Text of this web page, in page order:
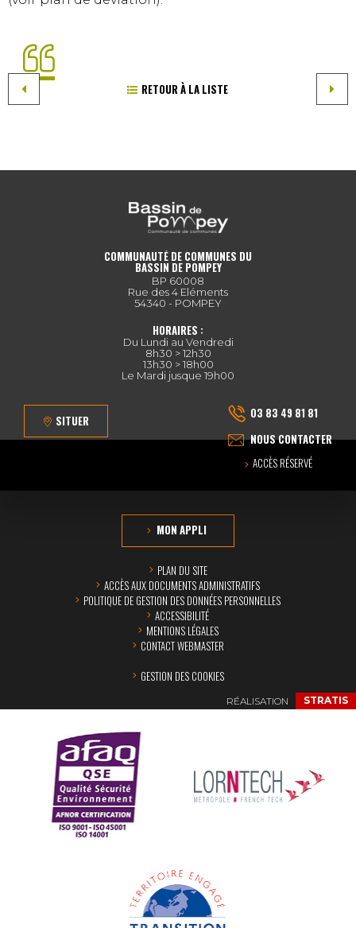
RETOUR À LA LISTE
COMMUNAUTÉ DE COMMUNES DU
BASSIN DE POMPEY
BP 60008
Rue des 4 Eléments
54340 - POMPEY
HORAIRES :
Du Lundi au Vendredi
8h30 > 12h30
13h30 > 18h00
Le Mardi jusque 19h00
SITUER
03 83 49 81 81
NOUS CONTACTER
ACCÈS RÉSERVÉ
MON APPLI
PLAN DU SITE
ACCÈS AUX DOCUMENTS ADMINISTRATIFS
POLITIQUE DE GESTION DES DONNÉES PERSONNELLES
ACCESSIBILITÉ
MENTIONS LÉGALES
CONTACT WEBMASTER
GESTION DES COOKIES
RÉALISATION STRATIS